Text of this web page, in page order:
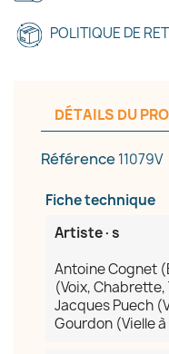
POLITIQUE DE
DÉTAILS DU
Référence 11079V
Fiche technique
Artiste·s
Antoine Cognet
(Voix,
Jacques Puech
Gourdon (Vielle
Créer une